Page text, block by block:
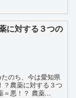
に対する３つの
のち、今は愛知県
？農薬に対する３つ
＝悪！？ 農薬...